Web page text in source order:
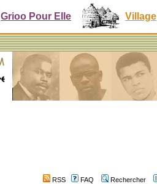
Grioo Pour Elle Village
RSS FAQ
Rechercher